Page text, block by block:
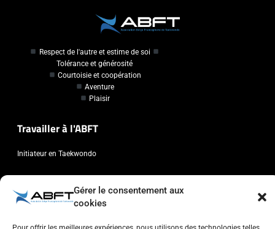
Gérer le consentement aux
cookies
Respect de l'autre et estime de soi
Tolérance et générosité
Courtoisie et coopération
Aventure
Plaisir
Travailler à l'ABFT
Initiateur en Taekwondo
Association Belge Francophone de Taekwondo
Chaussée de Wavre, 2057 - 1160 Auderghem